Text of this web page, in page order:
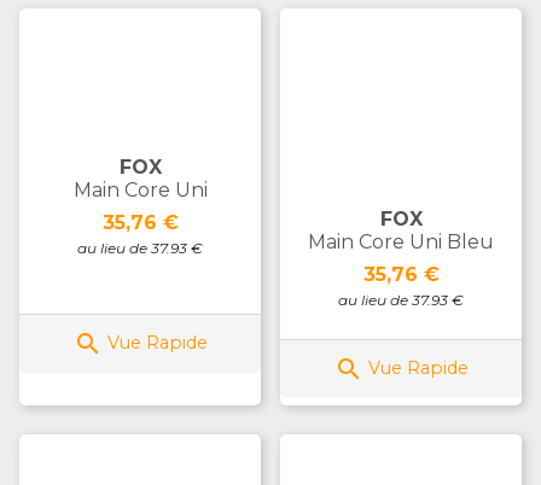
FOX
Main Core Uni
Prix
35,76 €
au lieu de 37.93 €
 Vue Rapide
FOX
Main Core Uni Bleu
Prix
35,76 €
au lieu de 37.93 €
 Vue Rapide